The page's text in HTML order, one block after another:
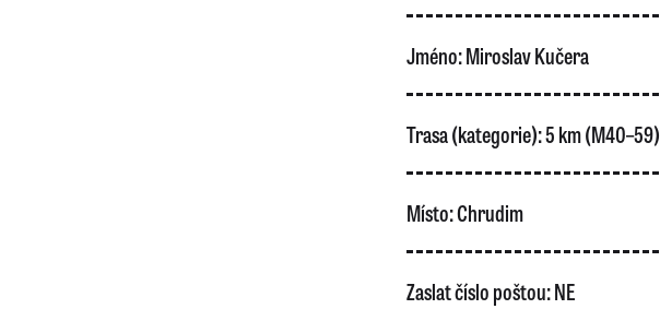
Jméno:Miroslav Kučera
Trasa (kategorie):5 km (M40–59)
Místo:Chrudim
Zaslat číslo poštou:NE